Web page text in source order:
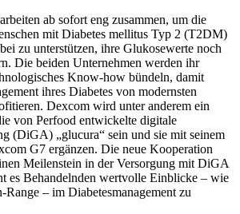
ab sofort eng zusammen, um die
mit Diabetes mellitus Typ 2 (T2DM)
zu unterstützen, ihre Glukosewerte noch
Die beiden Unternehmen werden ihr
Know-how bündeln, damit
ihres Diabetes von modernsten
Dexcom wird unter anderem ein
von Perfood entwickelte digitale
(DiGA) „glucura“ sein und sie mit seinem
G7 ergänzen. Die neue Kooperation
Meilenstein in der Versorgung mit DiGA
es Behandelnden wertvolle Einblicke – wie
– im Diabetesmanagement zu